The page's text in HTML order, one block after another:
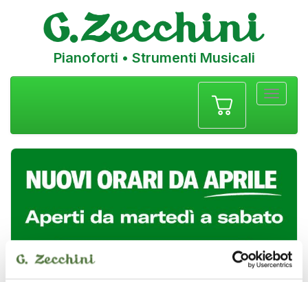
Pianoforti • Strumenti Musicali